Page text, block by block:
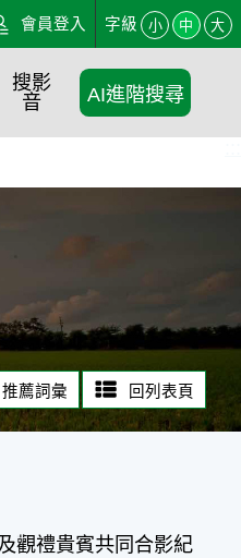
會員登入 字級 小 中 大
搜影
音
AI進階搜尋
推薦詞彙 回列表頁
觀禮貴賓共同合影紀